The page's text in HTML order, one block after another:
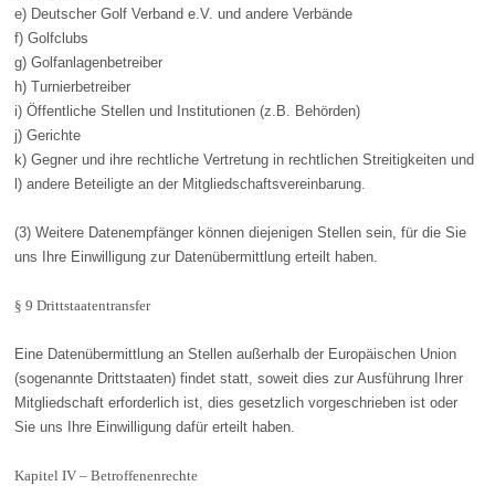
e) Deutscher Golf Verband e.V. und andere Verbände
f) Golfclubs
g) Golfanlagenbetreiber
h) Turnierbetreiber
i) Öffentliche Stellen und Institutionen (z.B. Behörden)
j) Gerichte
k) Gegner und ihre rechtliche Vertretung in rechtlichen Streitigkeiten und
l) andere Beteiligte an der Mitgliedschaftsvereinbarung.
(3) Weitere Datenempfänger können diejenigen Stellen sein, für die Sie
uns Ihre Einwilligung zur Datenübermittlung erteilt haben.
§ 9 Drittstaatentransfer
Eine Datenübermittlung an Stellen außerhalb der Europäischen Union
(sogenannte Drittstaaten) findet statt, soweit dies zur Ausführung Ihrer
Mitgliedschaft erforderlich ist, dies gesetzlich vorgeschrieben ist oder
Sie uns Ihre Einwilligung dafür erteilt haben.
Kapitel IV – Betroffenenrechte